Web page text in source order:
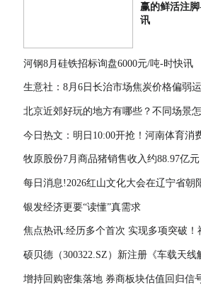
赢的鲜活注
讯
河钢8月硅铁招标询盘6000元/吨-时快讯
生意社：8月6日长治市场焦炭价格偏弱
焦
北京近郊好玩的地方有哪些？不同场景
适？_滚动
今日热文：明日10:00开抢！河南体育消
来了
牧原股份7月商品猪销售收入约88.97亿
23.56% 动态焦点
每日消息!2026红山文化大会在辽宁省朝
银发经济更要“读懂”真需求
焦点热讯:经历多个首次 实现多项突破！
组回家后首次公开亮相
硕贝德（300322.SZ）新注册《车载天线
等4个美术作品的著作权
增持回购密集落地 券商板块估值回归信